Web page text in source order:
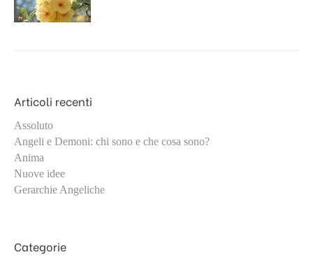
Articoli recenti
Assoluto
Angeli e Demoni: chi sono e che cosa sono?
Anima
Nuove idee
Gerarchie Angeliche
Categorie